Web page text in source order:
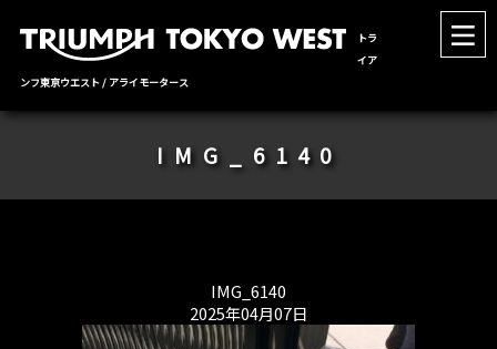
トラ
イア
ンフ東京ウエスト / アライモータース
IMG_6140
IMG_6140
2025年04月07日